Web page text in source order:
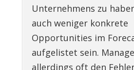
Unternehmens zu
auch weniger konkrete
Opportunities im
aufgelistet sein.
allerdings oft den